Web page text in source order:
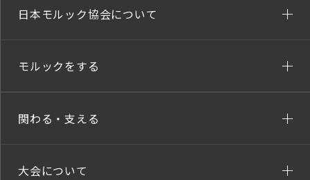
日本モルック協会について
モルックをする
関わる・支える
大会について